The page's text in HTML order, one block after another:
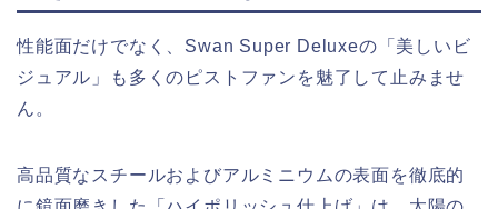
性能面だけでなく、Swan Super Deluxeの「美しいビ
ジュアル」も多くのピストファンを魅了して止みませ
ん。
高品質なスチールおよびアルミニウムの表面を徹底的